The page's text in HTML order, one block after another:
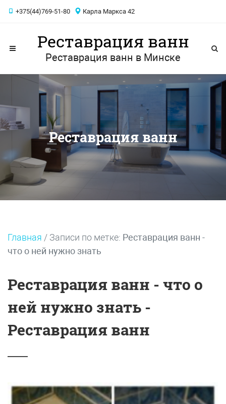
+375(44)769-51-80 Карла Маркса 42
Реставрация ванн
Реставрация ванн в Минске
Реставрация ванн
Главная / Записи по метке: Реставрация ванн -
что о ней нужно знать
Реставрация ванн - что о
ней нужно знать -
Реставрация ванн